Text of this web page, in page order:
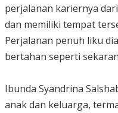
perjalanan kariernya
dan memiliki tempat
Perjalanan penuh liku
bertahan seperti
Ibunda Syandrina
anak dan keluarga,